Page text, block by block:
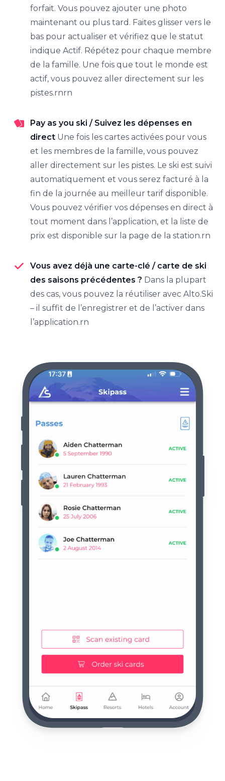
forfait. Vous pouvez ajouter une photo
maintenant ou plus tard. Faites glisser vers le
bas pour actualiser et vérifiez que le statut
indique Actif. Répétez pour chaque membre
de la famille. Une fois que tout le monde est
actif, vous pouvez aller directement sur les
pistes.rnrn
Pay as you ski / Suivez les dépenses en
direct Une fois les cartes activées pour vous
et les membres de la famille, vous pouvez
aller directement sur les pistes. Le ski est suivi
automatiquement et vous serez facturé à la
fin de la journée au meilleur tarif disponible.
Vous pouvez vérifier vos dépenses en direct à
tout moment dans l’application, et la liste de
prix est disponible sur la page de la station.rn
Vous avez déjà une carte-clé / carte de ski
des saisons précédentes ? Dans la plupart
des cas, vous pouvez la réutiliser avec Alto.Ski
– il suffit de l’enregistrer et de l’activer dans
l’application.rn